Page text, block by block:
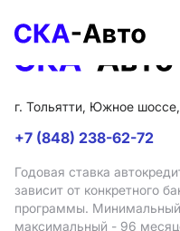
г. Тольятти, Южное
+7 (848) 238-62-72
Годовая ставка
зависит от конкретного
программы. Минимальный
максимальный - 96